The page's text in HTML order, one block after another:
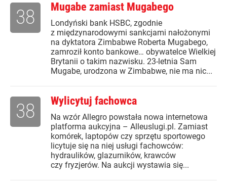
Mugabe zamiast Mugabego
Londyński bank HSBC, zgodnie
z międzynarodowymi sankcjami nałożonymi
na dyktatora Zimbabwe Roberta Mugabego,
zamroził konto bankowe… obywatelce Wielkiej
Brytanii o takim nazwisku. 23-letnia Sam
Mugabe, urodzona w Zimbabwe, nie ma nic...
38
Wylicytuj fachowca
Na wzór Allegro powstała nowa internetowa
platforma aukcyjna – Alleuslugi.pl. Zamiast
komórek, laptopów czy sprzętu sportowego
licytuje się na niej usługi fachowców:
hydraulików, glazurników, krawców
czy fryzjerów. Na aukcji wystawia się...
38